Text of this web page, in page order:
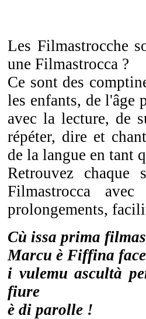
Les Filmastrocche
une Filmastrocca ?
Ce sont des
les enfants, de l'âge
avec la lecture, de
répéter, dire et
de la langue en tant
Retrouvez chaque
Filmastrocca
prolongements,
Cù issa prima
Marcu è Fiffina
i vulemu ascultà
fiure
è di parolle !